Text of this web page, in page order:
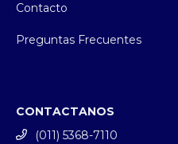
Contacto
Preguntas Frecuentes
CONTACTANOS
(011) 5368-7110